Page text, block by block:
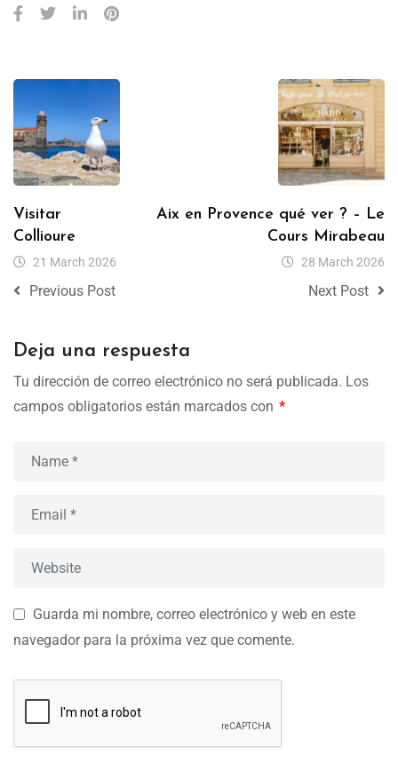
Visitar
Collioure
21 March 2026
Previous Post
Aix en Provence qué ver ? – Le
Cours Mirabeau
28 March 2026
Next Post
Deja una respuesta
Tu dirección de correo electrónico no será publicada. Los
campos obligatorios están marcados con *
Guarda mi nombre, correo electrónico y web en este
navegador para la próxima vez que comente.